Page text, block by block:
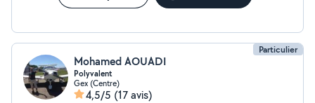
Particulier
Mohamed AOUADI
Polyvalent
Gex (Centre)
4,5/5 (17 avis)